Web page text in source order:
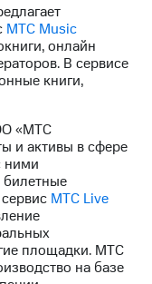
МТС Music
онлайн
В сервисе
книги,
«МТС
и активы в сфере
ними
билетные
МТС Live
площадки. МТС
на базе